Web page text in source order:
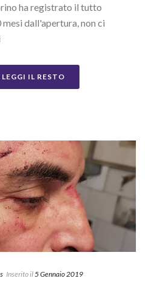
ha registrato il tutto
mesi dall'apertura, non ci
LEGGI IL RESTO
Inserito il5 Gennaio 2019